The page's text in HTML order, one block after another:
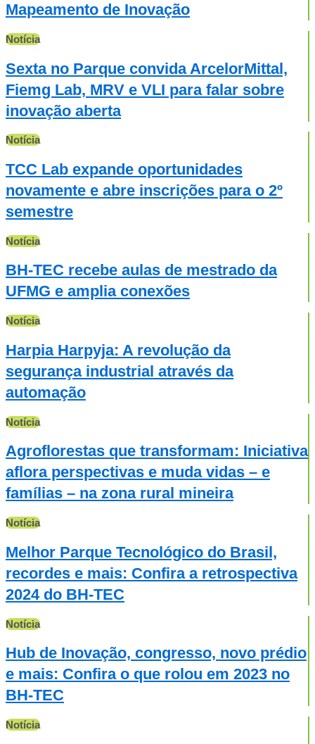
Mapeamento de Inovação
Notícia
Sexta no Parque convida ArcelorMittal,
Fiemg Lab, MRV e VLI para falar sobre
inovação aberta
Notícia
TCC Lab expande oportunidades
novamente e abre inscrições para o 2º
semestre
Notícia
BH-TEC recebe aulas de mestrado da
UFMG e amplia conexões
Notícia
Harpia Harpyja: A revolução da
segurança industrial através da
automação
Notícia
Agroflorestas que transformam: Iniciativa
aflora perspectivas e muda vidas – e
famílias – na zona rural mineira
Notícia
Melhor Parque Tecnológico do Brasil,
recordes e mais: Confira a retrospectiva
2024 do BH-TEC
Notícia
Hub de Inovação, congresso, novo prédio
e mais: Confira o que rolou em 2023 no
BH-TEC
Notícia